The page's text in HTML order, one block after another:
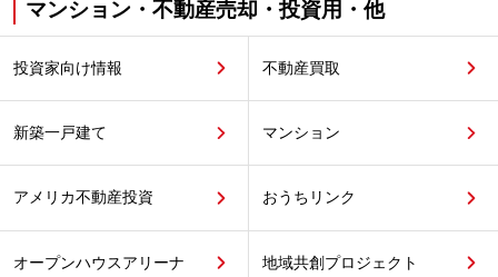
マンション・不動産売却・投資用・他
投資家向け情報 不動産買取
新築一戸建て マンション
アメリカ不動産投資 おうちリンク
オープンハウスアリーナ 地域共創プロジェクト